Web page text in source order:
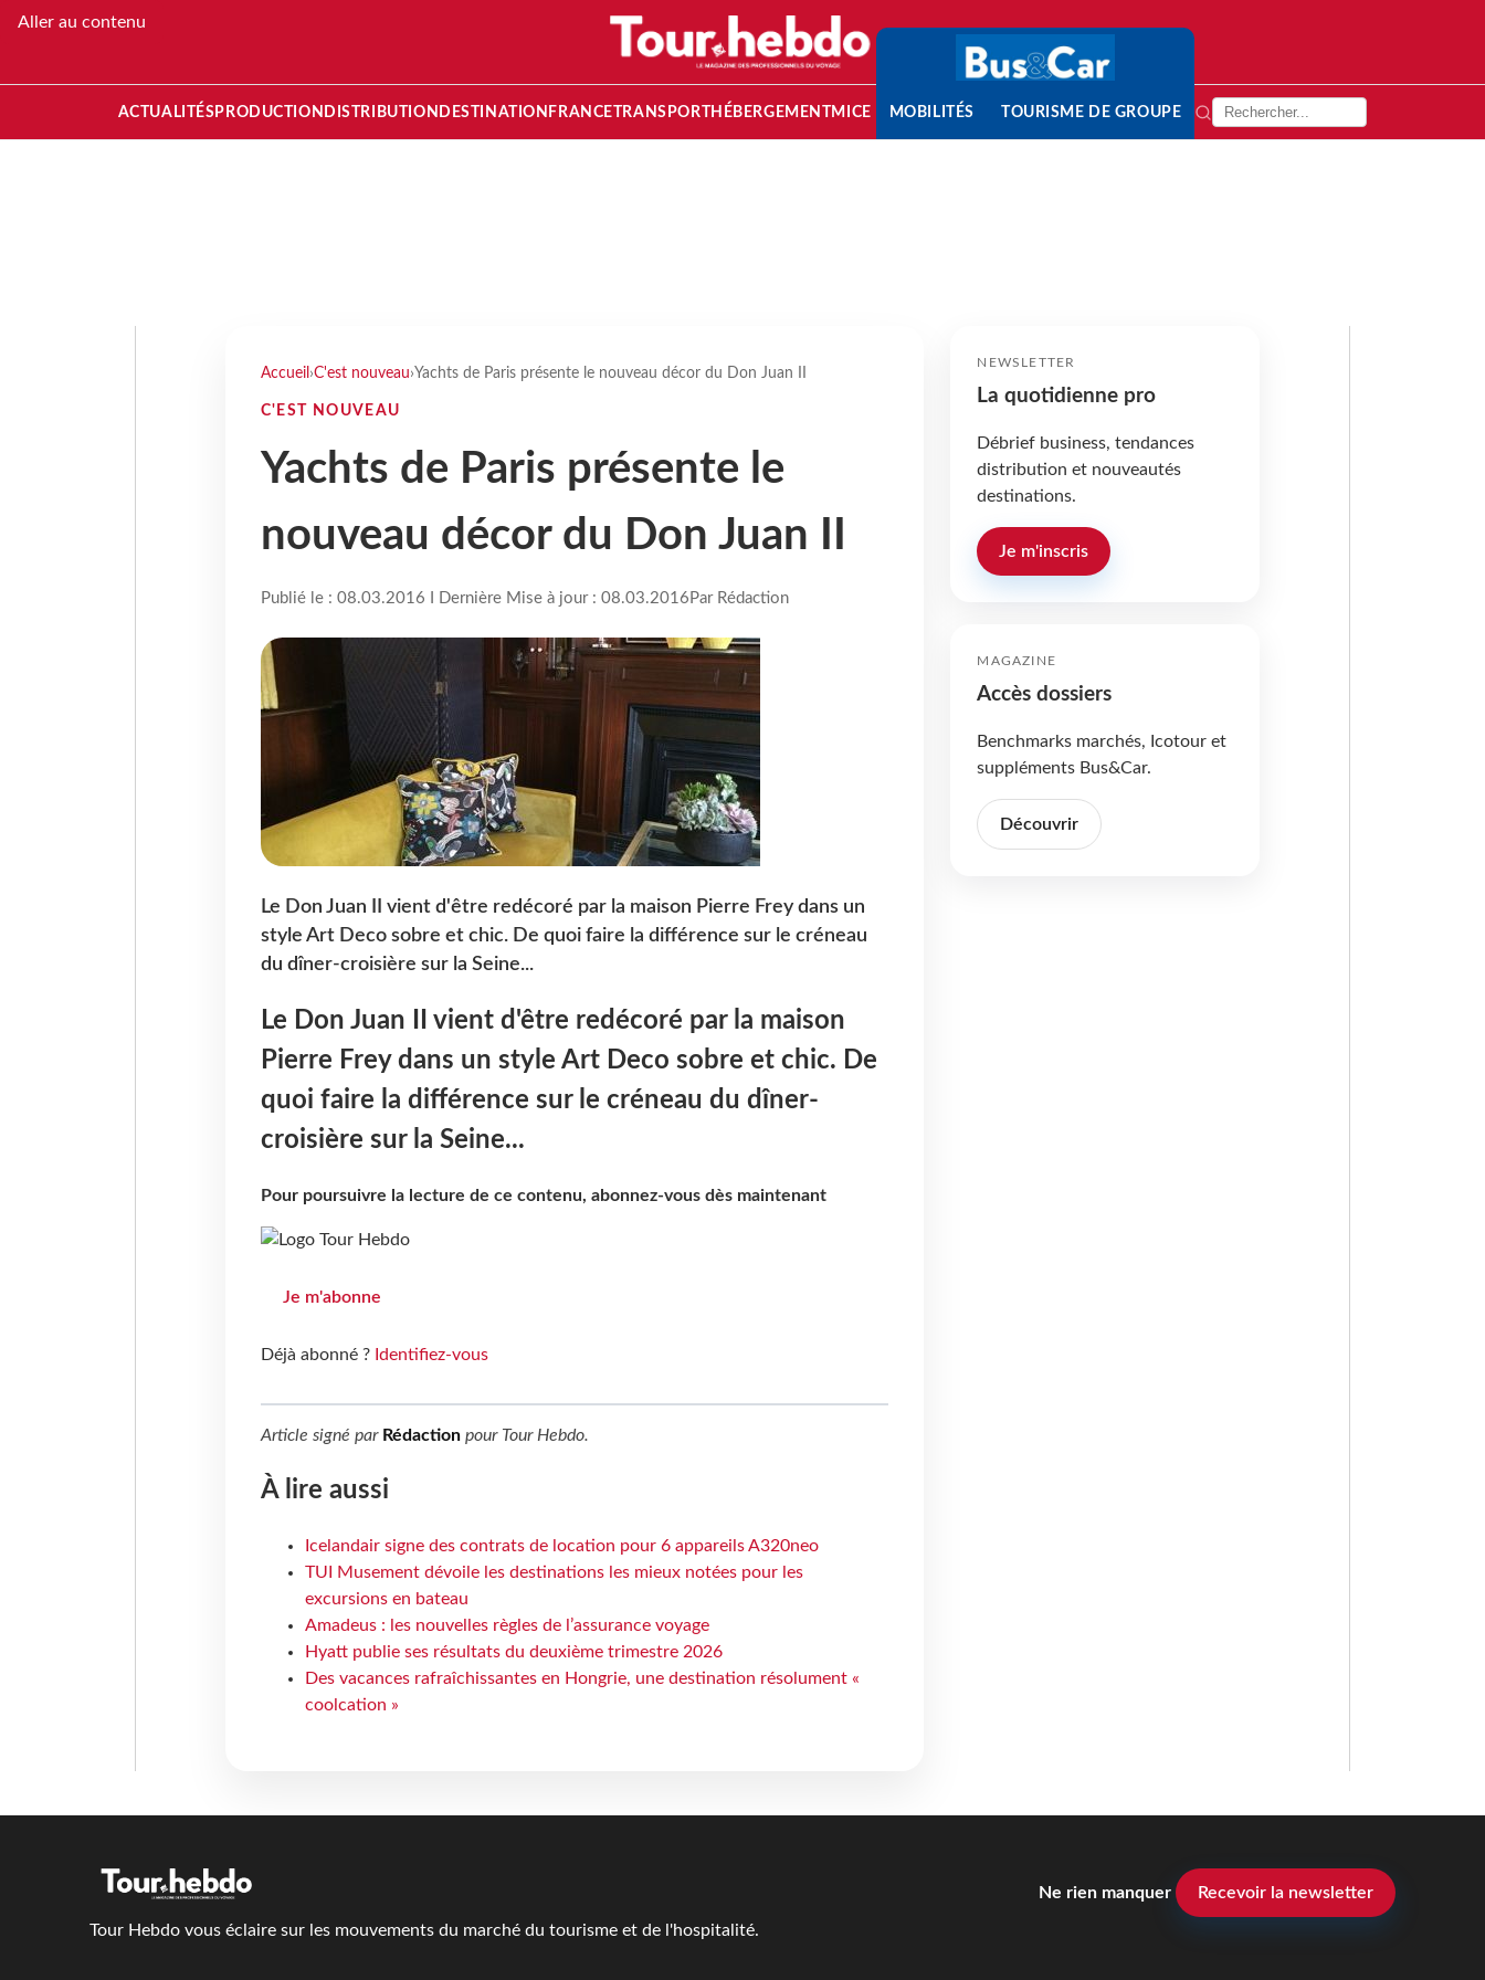
Aller au contenu
ACTUALITÉS PRODUCTION DISTRIBUTION DESTINATION FRANCETRANSPORT HÉBERGEMENTMICE MOBILITÉS TOURISME DE GROUPE
Accueil ›C'est nouveau›Yachts de Paris présente le nouveau décor du Don Juan II
C'EST NOUVEAU
Yachts de Paris présente le
nouveau décor du Don Juan II
Publié le : 08.03.2016 I Dernière Mise à jour : 08.03.2016 Par Rédaction
Le Don Juan II vient d'être redécoré par la maison Pierre Frey dans un
style Art Deco sobre et chic. De quoi faire la différence sur le créneau
du dîner-croisière sur la Seine...
Le Don Juan II vient d'être redécoré par la maison
Pierre Frey dans un style Art Deco sobre et chic. De
quoi faire la différence sur le créneau du dîner-
croisière sur la Seine...
Pour poursuivre la lecture de ce contenu, abonnez-vous dès maintenant
Je m'abonne
Déjà abonné ? Identifiez-vous
Article signé par Rédactionpour Tour Hebdo.
À lire aussi
Icelandair signe des contrats de location pour 6 appareils A320neo
TUI Musement dévoile les destinations les mieux notées pour les
excursions en bateau
Amadeus : les nouvelles règles de l’assurance voyage
Hyatt publie ses résultats du deuxième trimestre 2026
Des vacances rafraîchissantes en Hongrie, une destination résolument «
coolcation »
NEWSLETTER
La quotidienne pro
Débrief business, tendances
distribution et nouveautés
destinations.
Je m'inscris
MAGAZINE
Accès dossiers
Benchmarks marchés, Icotour et
suppléments Bus&Car.
Découvrir
Tour Hebdo vous éclaire sur les mouvements du marché du tourisme et de l'hospitalité.
Ne rien manquer Recevoir la newsletter